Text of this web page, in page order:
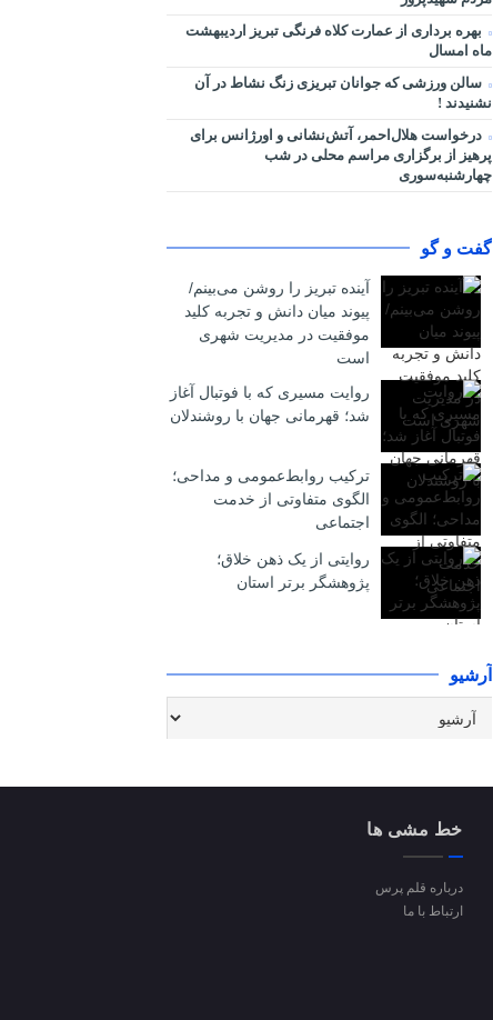
بهره برداری از عمارت کلاه فرنگی تبریز اردیبهشت
ماه امسال
سالن ورزشی که جوانان تبریزی زنگ نشاط در آن
نشنیدند !
درخواست هلال‌احمر، آتش‌نشانی و اورژانس برای
پرهیز از برگزاری مراسم محلی در شب
چهارشنبه‌سوری
گفت و گو
آینده تبریز را روشن می‌بینم/
پیوند میان دانش و تجربه کلید
موفقیت در مدیریت شهری
است
روایت مسیری که با فوتبال آغاز
شد؛ قهرمانی جهان با روشندلان
ترکیب روابط‌عمومی و مداحی؛
الگوی متفاوتی از خدمت
اجتماعی
روایتی از یک ذهن خلاق؛
پژوهشگر برتر استان
آرشیو
خط مشی ها
درباره قلم پرس
ارتباط با ما